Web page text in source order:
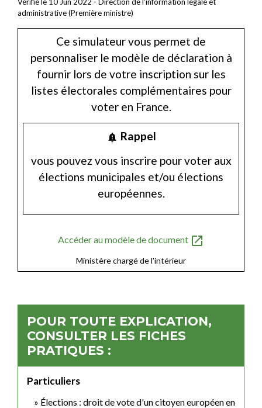
administrative (Première ministre)
Ce simulateur vous permet de
personnaliser le modèle de déclaration à
fournir lors de votre inscription sur les
listes électorales complémentaires pour
voter en France.
notification_important Rappel
vous pouvez vous inscrire pour voter aux
élections municipales et/ou élections
européennes.
Accéder au modèle de document open_in_new
Ministère chargé de l'intérieur
POUR TOUTE EXPLICATION,
CONSULTER LES FICHES
PRATIQUES :
Particuliers
Élections : droit de vote d'un citoyen européen en